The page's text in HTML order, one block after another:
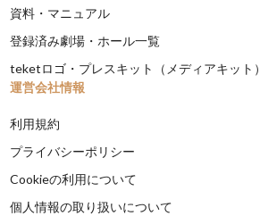
資料・マニュアル
登録済み劇場・ホール一覧
teketロゴ・プレスキット（メディアキット）
運営会社情報
利用規約
プライバシーポリシー
Cookieの利用について
個人情報の取り扱いについて